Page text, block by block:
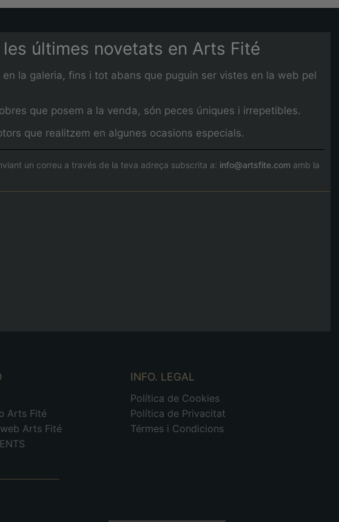
últimes novetats en Arts Fité
la galeria, fins i tot abans que puguin ser vistes en la web pel
que posem a la venda, són peces úniques i irrepetibles.
que realitzem en algunes ocasions especials.
un correu a través de la teva adreça subscrita a: info@artsfite.com amb la
Arts Fité
Arts Fité
INFO. LEGAL
Política de Cookies
Política de Privacitat
Térmes i Condicions